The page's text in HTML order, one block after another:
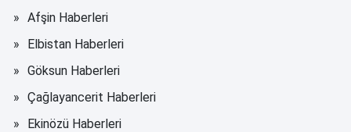
Afşin Haberleri
Elbistan Haberleri
Göksun Haberleri
Çağlayancerit Haberleri
Ekinözü Haberleri